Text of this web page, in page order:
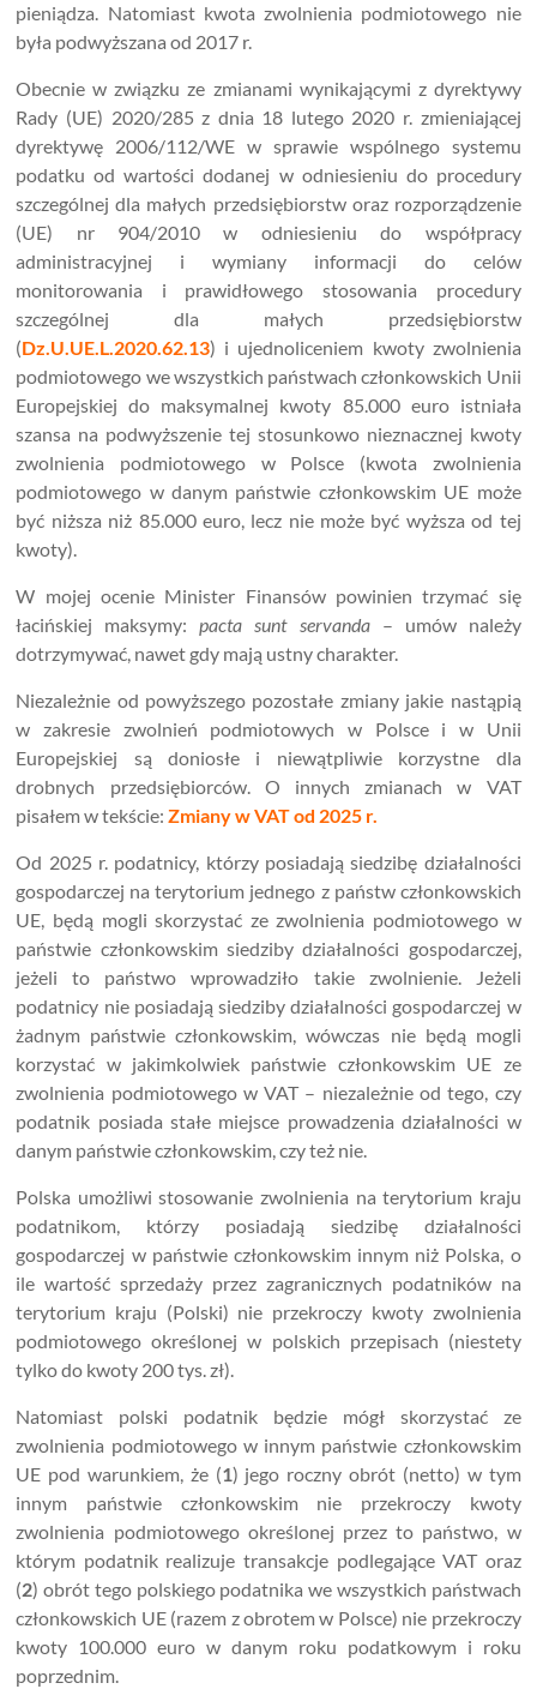
pieniądza. Natomiast kwota zwolnienia podmiotowego nie
była podwyższana od 2017 r.
Obecnie w związku ze zmianami wynikającymi z dyrektywy
Rady (UE) 2020/285 z dnia 18 lutego 2020 r. zmieniającej
dyrektywę 2006/112/WE w sprawie wspólnego systemu
podatku od wartości dodanej w odniesieniu do procedury
szczególnej dla małych przedsiębiorstw oraz rozporządzenie
(UE) nr 904/2010 w odniesieniu do współpracy
administracyjnej i wymiany informacji do celów
monitorowania i prawidłowego stosowania procedury
szczególnej dla małych przedsiębiorstw
(Dz.U.UE.L.2020.62.13) i ujednoliceniem kwoty zwolnienia
podmiotowego we wszystkich państwach członkowskich Unii
Europejskiej do maksymalnej kwoty 85.000 euro istniała
szansa na podwyższenie tej stosunkowo nieznacznej kwoty
zwolnienia podmiotowego w Polsce (kwota zwolnienia
podmiotowego w danym państwie członkowskim UE może
być niższa niż 85.000 euro, lecz nie może być wyższa od tej
kwoty).
W mojej ocenie Minister Finansów powinien trzymać się
łacińskiej maksymy:pacta sunt servanda– umów należy
dotrzymywać, nawet gdy mają ustny charakter.
Niezależnie od powyższego pozostałe zmiany jakie nastąpią
w zakresie zwolnień podmiotowych w Polsce i w Unii
Europejskiej są doniosłe i niewątpliwie korzystne dla
drobnych przedsiębiorców. O innych zmianach w VAT
pisałem w tekście:Zmiany w VAT od 2025 r.
Od 2025 r. podatnicy, którzy posiadają siedzibę działalności
gospodarczej na terytorium jednego z państw członkowskich
UE, będą mogli skorzystać ze zwolnienia podmiotowego w
państwie członkowskim siedziby działalności gospodarczej,
jeżeli to państwo wprowadziło takie zwolnienie. Jeżeli
podatnicy nie posiadają siedziby działalności gospodarczej w
żadnym państwie członkowskim, wówczas nie będą mogli
korzystać w jakimkolwiek państwie członkowskim UE ze
zwolnienia podmiotowego w VAT – niezależnie od tego, czy
podatnik posiada stałe miejsce prowadzenia działalności w
danym państwie członkowskim, czy też nie.
Polska umożliwi stosowanie zwolnienia na terytorium kraju
podatnikom, którzy posiadają siedzibę działalności
gospodarczej w państwie członkowskim innym niż Polska, o
ile wartość sprzedaży przez zagranicznych podatników na
terytorium kraju (Polski) nie przekroczy kwoty zwolnienia
podmiotowego określonej w polskich przepisach (niestety
tylko do kwoty 200 tys. zł).
Natomiast polski podatnik będzie mógł skorzystać ze
zwolnienia podmiotowego w innym państwie członkowskim
UE pod warunkiem, że (1) jego roczny obrót (netto) w tym
innym państwie członkowskim nie przekroczy kwoty
zwolnienia podmiotowego określonej przez to państwo, w
którym podatnik realizuje transakcje podlegające VAT oraz
(2) obrót tego polskiego podatnika we wszystkich państwach
członkowskich UE (razem z obrotem w Polsce) nie przekroczy
kwoty 100.000 euro w danym roku podatkowym i roku
poprzednim.